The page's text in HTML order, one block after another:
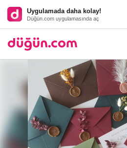
Uygulamada daha kolay!
Düğün.com uygulamasında aç